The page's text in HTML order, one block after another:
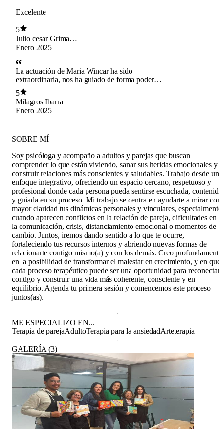
Excelente
5
Julio cesar Griman
coronel
Enero 2025
La actuación de Maria Wincar ha sido
extraordinaria, nos ha guiado de forma poderosa
pero sencilla, con humildad y conocimiento, sin
pretensiones. Se mantuvo siempre cercana y
sobretodo fue evidente la pasión, la vocación y
el gusto ante la retroalimentación. Encantada.
5
Milagros Ibarra
Enero 2025
SOBRE MÍ
Soy psicóloga y acompaño a adultos y parejas que buscan
comprender lo que están viviendo, sanar sus heridas emocionales y
construir relaciones más conscientes y saludables. Trabajo desde un
enfoque integrativo, ofreciendo un espacio cercano, respetuoso y
profesional donde cada persona pueda sentirse escuchada,
y guiada en su proceso. Mi trabajo se centra en ayudarte a mirar
mayor claridad tus dinámicas personales y vinculares,
cuando aparecen conflictos en la relación de pareja, dificultades en
la comunicación, crisis, distanciamiento emocional o momentos de
cambio. Juntos, iremos dando sentido a lo que te ocurre,
fortaleciendo tus recursos internos y abriendo nuevas formas de
relacionarte contigo mismo(a) y con los demás. Creo
en la posibilidad de transformar el malestar en crecimiento, y en
cada proceso terapéutico puede ser una oportunidad para
contigo y construir una vida más coherente, consciente y en
equilibrio. Agenda tu primera sesión y comencemos este proceso
juntos(as).
ME ESPECIALIZO EN...
Terapia de parejaAdultoTerapia para la ansiedadArteterapia
GALERÍA (3)